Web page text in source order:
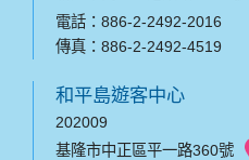
電話：886-2-2492-2016
傳真：886-2-2492-4519
和平島遊客中心
202009
基隆市中正區平一路360號